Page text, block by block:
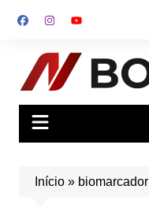
para
conteúdo
Início» biomarcador